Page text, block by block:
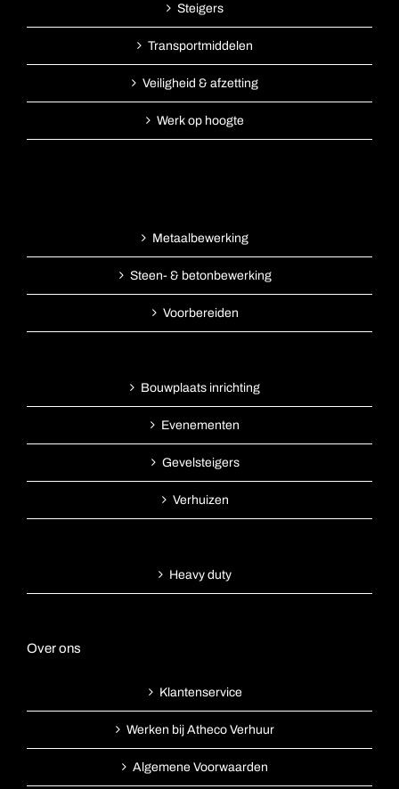
Steigers
Transportmiddelen
Veiligheid & afzetting
Werk op hoogte
Metaalbewerking
Steen- & betonbewerking
Voorbereiden
Bouwplaats inrichting
Evenementen
Gevelsteigers
Verhuizen
Heavy duty
Over ons
Klantenservice
Werken bij Atheco Verhuur
Algemene Voorwaarden